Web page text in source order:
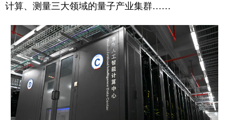
计算、测量三大领域的量子产业集群……